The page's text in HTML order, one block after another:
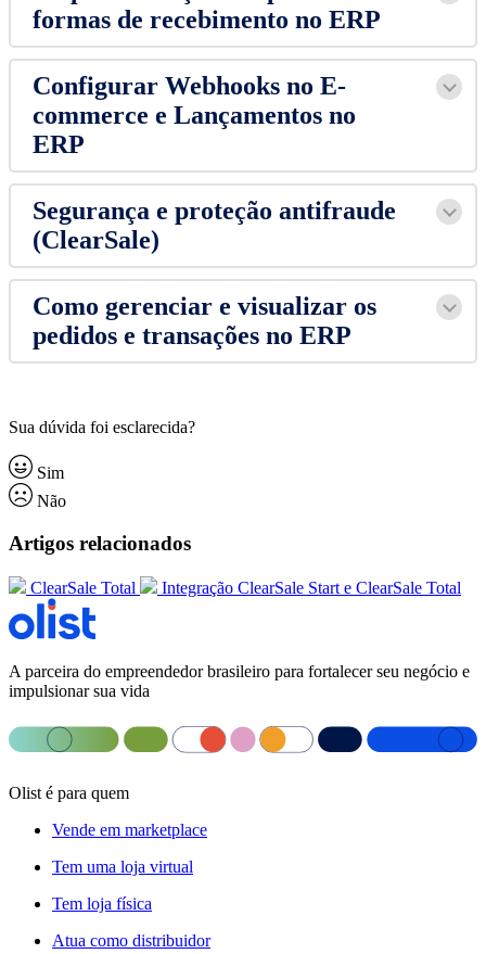
formas de recebimento no ERP
Configurar Webhooks no E-
commerce e Lançamentos no
ERP
Segurança e proteção antifraude
(ClearSale)
Como gerenciar e visualizar os
pedidos e transações no ERP
Sua dúvida foi esclarecida?
Sim
Não
Artigos relacionados
ClearSale Total Integração ClearSale Start e ClearSale Total
A parceira do empreendedor brasileiro para fortalecer seu negócio e
impulsionar sua vida
Olist é para quem
Vende em marketplace
Tem uma loja virtual
Tem loja física
Atua como distribuidor